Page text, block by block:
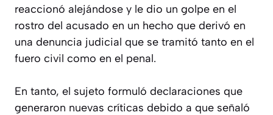
reaccionó alejándose y le dio un golpe en el
rostro del acusado en un hecho que derivó en
una denuncia judicial que se tramitó tanto en el
fuero civil como en el penal.
En tanto, el sujeto formuló declaraciones que
generaron nuevas críticas debido a que señaló